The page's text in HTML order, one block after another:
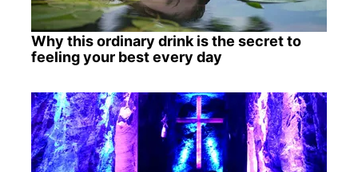
Why this ordinary drink is the secret to
feeling your best every day